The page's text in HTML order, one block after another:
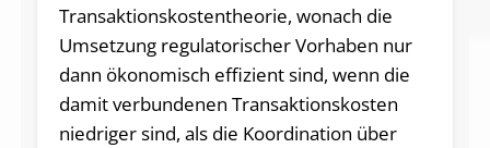
Transaktionskostentheorie, wonach die
Umsetzung regulatorischer Vorhaben nur
dann ökonomisch effizient sind, wenn die
damit verbundenen Transaktionskosten
niedriger sind, als die Koordination über